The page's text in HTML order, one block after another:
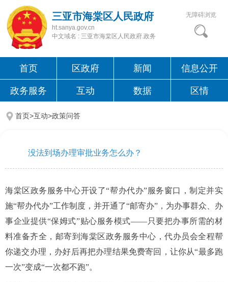
三亚市海棠区人民政府
ht.sanya.gov.cn
中文域名 : 三亚市海棠区人民政府.政务
无障碍浏览
首页 区政府 新闻 信息公开
政务服务 互动 数据 区情
首页>互动>政策问答
没法到场办理审批业务怎么办？
海棠区政务服务中心开设了“帮办代办”服务窗口，制定并实
施“帮办代办”工作制度，并开通了“邮寄办”，为办事群众、办
事企业提供“保姆式”贴心服务模式——只要把办事所需的材
料准备齐全，邮寄到海棠区政务服务中心，代办员会全程帮
你递交办理，办好后再把办理结果免费寄回，让你从“最多跑
一次”变成“一次都不跑”。